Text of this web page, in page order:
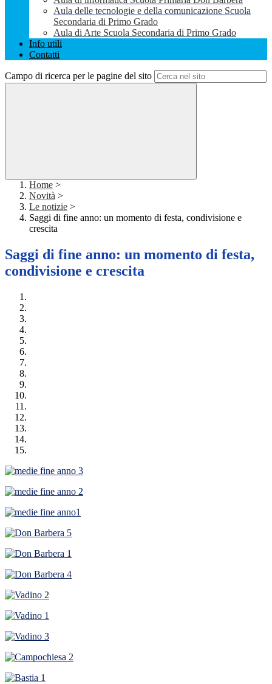
Aula delle tecnologie e della comunicazione Scuola
Secondaria di Primo Grado
Aula di Arte Scuola Secondaria di Primo Grado
Info utili
Contatti
Campo di ricerca per le pagine del sito
Home >
Novità >
Le notizie >
Saggi di fine anno: un momento di festa, condivisione e
crescita
Saggi di fine anno: un momento di festa,
condivisione e crescita